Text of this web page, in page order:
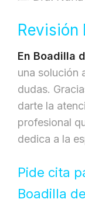
Revisión
En Boadilla
una solución
dudas.
darte la
profesional
dedica a la
Pide cita
Boadilla